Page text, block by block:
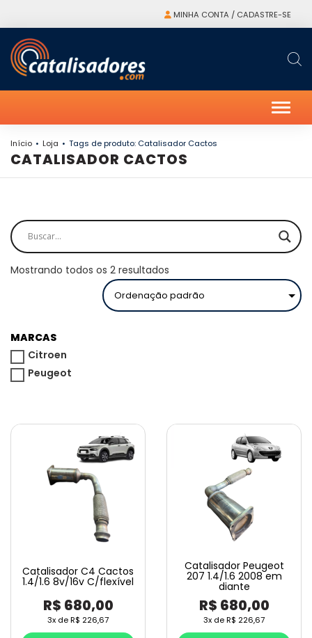
MINHA CONTA / CADASTRE-SE
Início Loja Tags de produto: Catalisador Cactos
CATALISADOR CACTOS
Mostrando todos os 2 resultados
MARCAS
Citroen
Peugeot
Catalisador C4 Cactos
1.4/1.6 8v/16v C/flexível
R$ 680,00
3x deR$ 226,67
Catalisador Peugeot
207 1.4/1.6 2008 em
diante
R$ 680,00
3x deR$ 226,67